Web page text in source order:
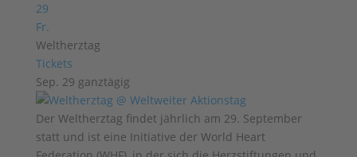
29
Fr.
Weltherztag
Tickets
Sep. 29 ganztägig
Der Weltherztag findet jährlich am 29. September
statt und ist eine Initiative der World Heart